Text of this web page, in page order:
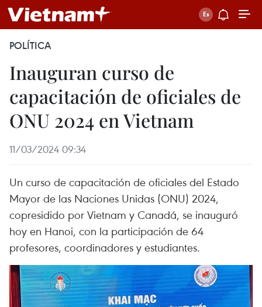
POLÍTICA
Inauguran curso de
capacitación de oficiales de
ONU 2024 en Vietnam
11/03/2024 09:34
Un curso de capacitación de oficiales del Estado
Mayor de las Naciones Unidas (ONU) 2024,
copresidido por Vietnam y Canadá, se inauguró
hoy en Hanoi, con la participación de 64
profesores, coordinadores y estudiantes.